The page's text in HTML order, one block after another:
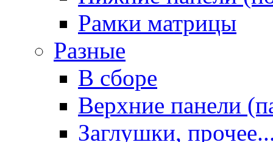
Рамки матрицы
Разные
В сборе
Верхние панели
Заглушки,